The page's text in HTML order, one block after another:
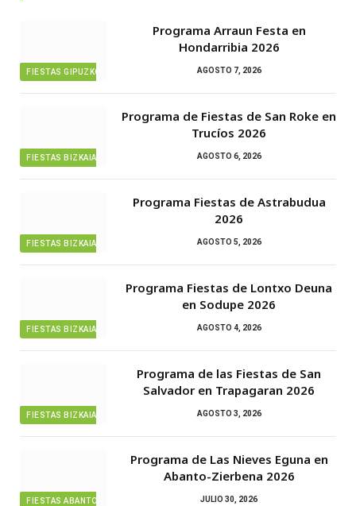
FIESTAS GIPUZKOA
Programa Arraun Festa en
Hondarribia 2026
AGOSTO 7, 2026
FIESTAS BIZKAIA
Programa de Fiestas de San Roke en
Trucíos 2026
AGOSTO 6, 2026
FIESTAS BIZKAIA
Programa Fiestas de Astrabudua
2026
AGOSTO 5, 2026
FIESTAS BIZKAIA
Programa Fiestas de Lontxo Deuna
en Sodupe 2026
AGOSTO 4, 2026
FIESTAS BIZKAIA
Programa de las Fiestas de San
Salvador en Trapagaran 2026
AGOSTO 3, 2026
FIESTAS ABANTO ZIERBENA
Programa de Las Nieves Eguna en
Abanto-Zierbena 2026
JULIO 30, 2026